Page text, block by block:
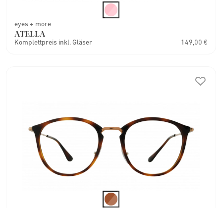
eyes + more
ATELLA
Komplettpreis inkl. Gläser 149,00 €